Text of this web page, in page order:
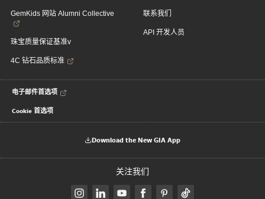
GemKids 网站 Alumni Collective
珠宝质量保证基准v
4C 钻石品质标准
联系我们
API 开发人员
电子邮件首选项
Cookie 首选项
Download the New GIA App
关注我们